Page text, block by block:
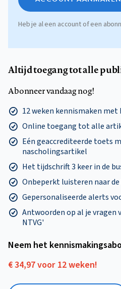
Heb je al een account of een
Altijd toegang tot alle
Abonneer vandaag nog!
12 weken kennismaken met
Online toegang tot alle
Eén geaccrediteerde toets
nascholingsartikel
Het tijdschrift 3 keer in de
Onbeperkt luisteren naar
Gepersonaliseerde alerts
Antwoorden op al je vragen
NTVG'
Neem het
€ 34,97 voor 12 weken!